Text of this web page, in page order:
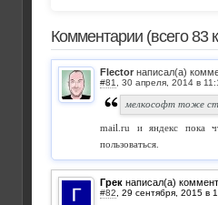
Комментарии (всего 83
Flector написал(а)
#81
мелкософт тоже
mail.ru и яндекс пока
пользоваться.
Грек написал(а)
#82